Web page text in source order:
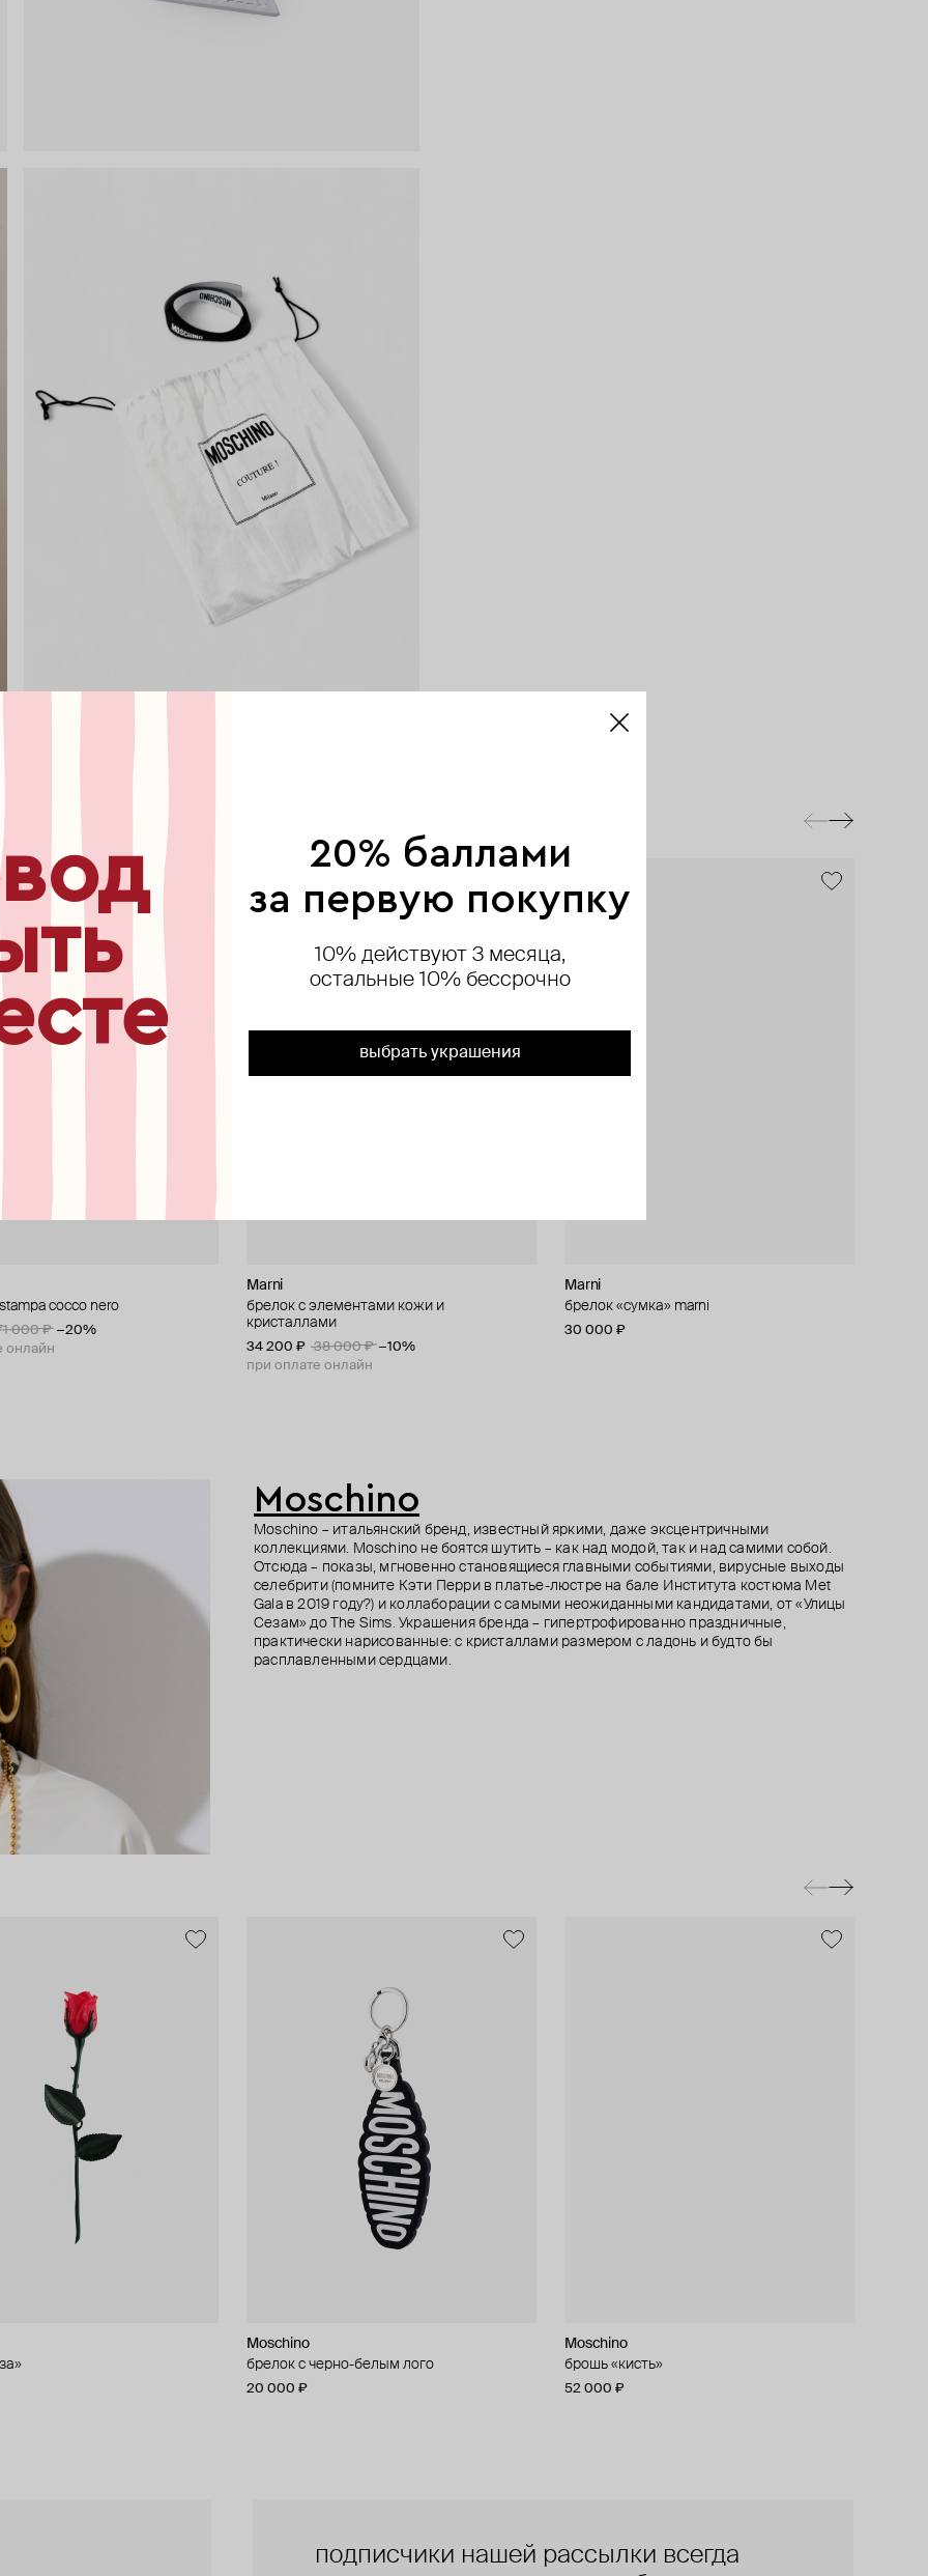
cocco nero
000 ₽ −20%
онлайн
Marni
брелок с элементами кожи и
кристаллами
34 200 ₽ 38 000 ₽ −10%
при оплате онлайн
Marni
брелок «сумка» marni
30 000 ₽
Marni
брелок из кожи с логотипом
27 000 ₽ 30 000 ₽
при оплате онлайн
Mineral Weather by Olhovsky
кольцо из латуни с кварцем и аметистом
19 880 ₽
Moschino
серьги с искусственным жемчугом и
монетами
33 300 ₽ 37 000 ₽ −10%
при оплате онлайн
Rick Owens
свеча в виде бутылки
30 000 ₽
с игольницей
000 ₽ −20%
онлайн
Moschino
брошь «роза»
52 000 ₽
Moschino
брошь «кисть»
52 000 ₽
Moschino
Moschino – итальянский бренд, известный яркими, даже эксцентричными
коллекциями. Moschino не боятся шутить – как над модой, так и над самими собой.
Отсюда – показы, мгновенно становящиеся главными событиями, вирусные выходы
селебрити (помните Кэти Перри в платье-люстре на бале Института костюма Met
Gala в 2019 году?) и коллаборации с самыми неожиданными кандидатами, от «Улицы
Сезам» до The Sims. Украшения бренда – гипертрофированно праздничные,
практически нарисованные: с кристаллами размером с ладонь и будто бы
расплавленными сердцами.
Moschino
брелок с черно-белым лого
20 000 ₽
Moschino
брошь «кисть»
52 000 ₽
серьги из бусин
Moschino
брелок с кошельком
47 000 ₽
подписчики нашей рассылки всегда
20% баллами
за первую покупку
10% действуют 3 месяца,
остальные 10% бессрочно
выбрать украшения